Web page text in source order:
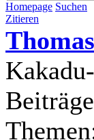
Homepage Suchen
Zitieren